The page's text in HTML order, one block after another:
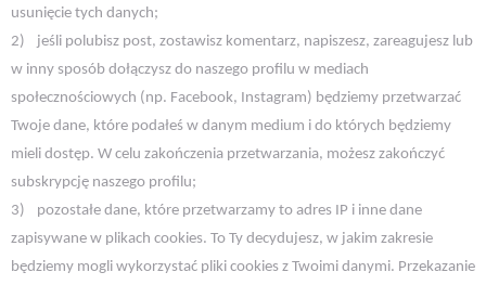
usunięcie tych danych;
2)
jeśli polubisz post, zostawisz komentarz, napiszesz, zareagujesz lub
w inny sposób dołączysz do naszego profilu w mediach
społecznościowych (np. Facebook, Instagram) będziemy przetwarzać
Twoje dane, które podałeś w danym medium i do których będziemy
mieli dostęp. W celu zakończenia przetwarzania, możesz zakończyć
subskrypcję naszego profilu;
3)
pozostałe dane, które przetwarzamy to adres IP i inne dane
zapisywane w plikach cookies. To Ty decydujesz, w jakim zakresie
będziemy mogli wykorzystać pliki cookies z Twoimi danymi. Przekazanie